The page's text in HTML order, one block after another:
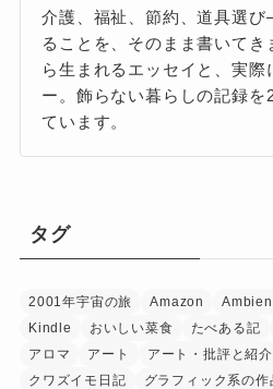
介護、福祉、節約、道具選
ることを、そのまま書いて
ら生まれるエッセイと、実際
ー。飾らない暮らしの記録を
ています。
タグ
2001年宇宙の旅 Amazon
Kindle
おいしい菜食 たべある記
アロマ
アート アート・批評と紹介
クワズイモ日記
グラフィック系の作